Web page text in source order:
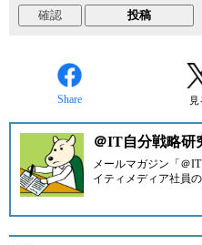
Share 見
＠IT自分戦略研
メールマガジン「＠
イティメディア社員